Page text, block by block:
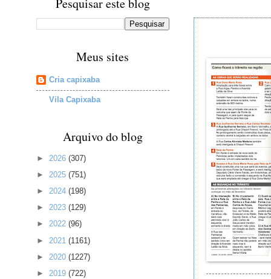
Pesquisar este blog
Meus sites
Cria capixaba
Vila Capixaba
Arquivo do blog
► 2026 (307)
► 2025 (751)
► 2024 (198)
► 2023 (129)
► 2022 (96)
► 2021 (1161)
► 2020 (1227)
► 2019 (722)